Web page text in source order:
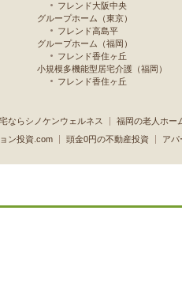
フレンド大阪中央
グループホーム（東京）
フレンド高島平
グループホーム（福岡）
フレンド香住ヶ丘
小規模多機能型居宅介護（福岡）
フレンド香住ヶ丘
ならシノケンウェルネス
福岡の老人ホー
ン投資.com
頭金0円の不動産投資 アパ